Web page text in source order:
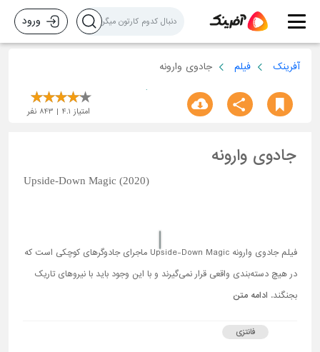
ورود
آفرینک فیلم جادوی وارونه
امتیاز 4.1
843 نفر
جادوی وارونه
Upside-Down Magic (2020)
فیلم جادوی وارونه Upside-Down Magic ماجرای جادوگرهای کوچکی است که
در هیچ دسته‌بندی واقعی قرار نمی‌گیرند و با این وجود باید با نیروهای تاریک
بجنگند. ادامه متن
فانتزی